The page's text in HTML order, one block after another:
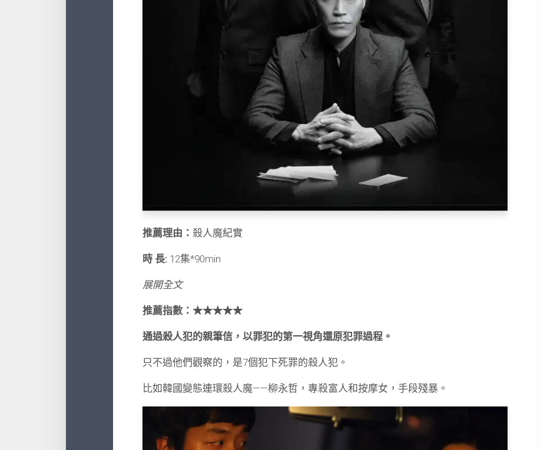
推薦理由： 殺人魔紀實
時 長: 12集*90min
展開全文
推薦指數： ★★★★★
通過殺人犯的親筆信，以罪犯的第一視角還原犯罪過程。
只不過他們觀察的，是7個犯下死罪的殺人犯。
比如韓國變態連環殺人魔——柳永哲，專殺富人和按摩女，手段殘暴。